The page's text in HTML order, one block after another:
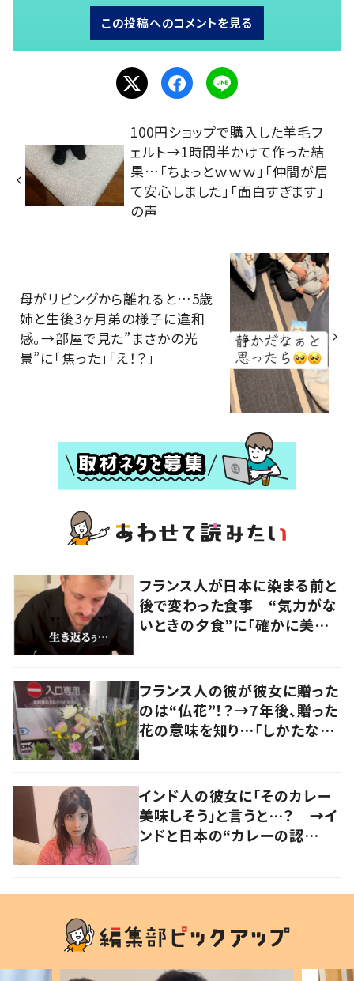
この投稿へのコメントを見る
100円ショップで購入した羊毛フ
ェルト→1時間半かけて作った結
果…「ちょっとｗｗｗ」「仲間が居
て安心しました」「面白すぎます」
の声
母がリビングから離れると…5歳
姉と生後3ヶ月弟の様子に違和
感。→部屋で見た”まさかの光
景”に「焦った」「え！？」
フランス人が日本に染まる前と
後で変わった食事 “気力がな
いときの夕食”に「確かに美味
フランス人の彼が彼女に贈った
のは“仏花”！？→7年後、贈った
花の意味を知り…「しかたな
インド人の彼女に「そのカレー
美味しそう」と言うと…？ →イ
ンドと日本の“カレーの認